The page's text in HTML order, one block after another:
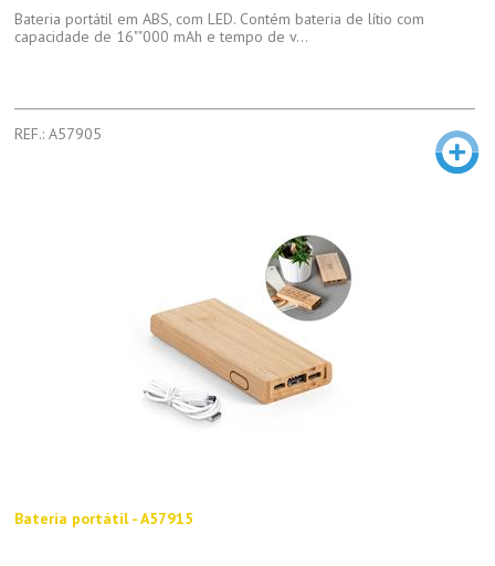
Bateria portátil em ABS, com LED. Contém bateria de lítio com
capacidade de 16""000 mAh e tempo de v...
REF.: A57905
Bateria portátil - A57915